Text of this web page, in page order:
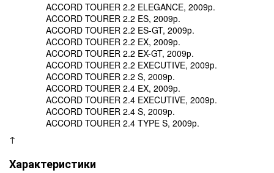
ACCORD TOURER 2.2 ELEGANCE, 2009р.
ACCORD TOURER 2.2 ES, 2009р.
ACCORD TOURER 2.2 ES-GT, 2009р.
ACCORD TOURER 2.2 EX, 2009р.
ACCORD TOURER 2.2 EX-GT, 2009р.
ACCORD TOURER 2.2 EXECUTIVE, 2009р.
ACCORD TOURER 2.2 S, 2009р.
ACCORD TOURER 2.4 EX, 2009р.
ACCORD TOURER 2.4 EXECUTIVE, 2009р.
ACCORD TOURER 2.4 S, 2009р.
ACCORD TOURER 2.4 TYPE S, 2009р.
↑
Характеристики